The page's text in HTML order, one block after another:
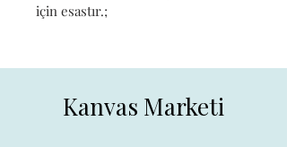
için esastır.;
Kanvas Marketi